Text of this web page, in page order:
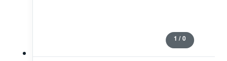
1 / 0